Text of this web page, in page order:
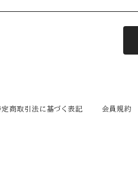
定商取引法に基づく表記 会員規約